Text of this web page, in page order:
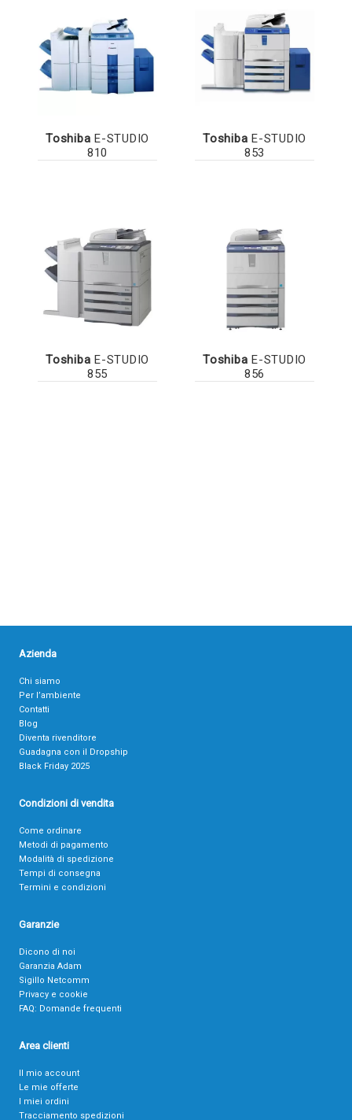
Toshiba E-STUDIO
810
Toshiba E-STUDIO
853
Toshiba E-STUDIO
855
Toshiba E-STUDIO
856
Azienda
Chi siamo
Per l’ambiente
Contatti
Blog
Diventa rivenditore
Guadagna con il Dropship
Black Friday 2025
Condizioni di vendita
Come ordinare
Metodi di pagamento
Modalità di spedizione
Tempi di consegna
Termini e condizioni
Garanzie
Dicono di noi
Garanzia Adam
Sigillo Netcomm
Privacy e cookie
FAQ: Domande frequenti
Area clienti
Il mio account
Le mie offerte
I miei ordini
Tracciamento spedizioni